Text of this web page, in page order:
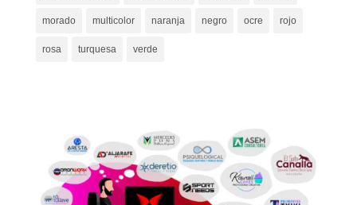
morado multicolor naranja negro ocre rojo
rosa turquesa verde